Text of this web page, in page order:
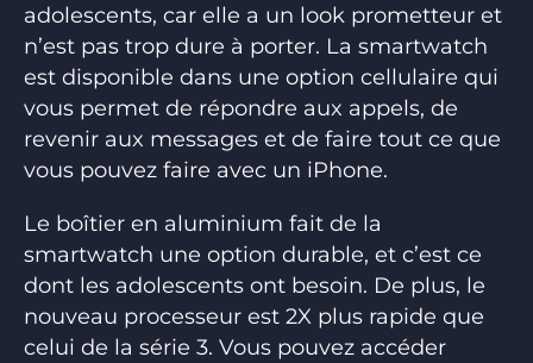
adolescents, car elle a un look prometteur et
n’est pas trop dure à porter. La smartwatch
est disponible dans une option cellulaire qui
vous permet de répondre aux appels, de
revenir aux messages et de faire tout ce que
vous pouvez faire avec un iPhone.
Le boîtier en aluminium fait de la
smartwatch une option durable, et c’est ce
dont les adolescents ont besoin. De plus, le
nouveau processeur est 2X plus rapide que
celui de la série 3. Vous pouvez accéder